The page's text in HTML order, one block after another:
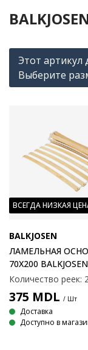
Этот артикул
Выберите
ВСЕГДА НИЗКАЯ
BALKJOSEN
ЛАМЕЛЬНАЯ
70X200 BALKJOSEN
375 MDL / Шт
Доставка
Доступно в